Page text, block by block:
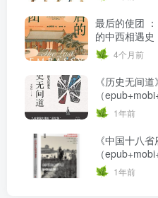
最后的使团
的中西相遇史
4个月前
《历史无间
（
1年前
《中国十八
（
1年前